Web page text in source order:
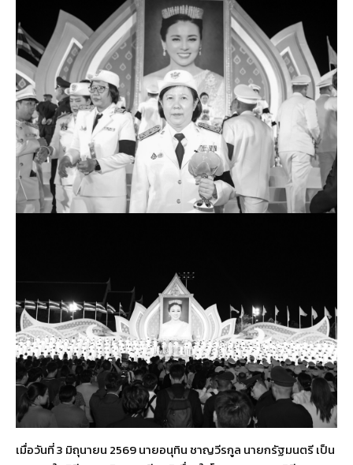
เมื่อวันที่ 3 มิถุนายน 2569 นายอนุทิน ชาญวีรกูล นายกรัฐมนตรี เป็น